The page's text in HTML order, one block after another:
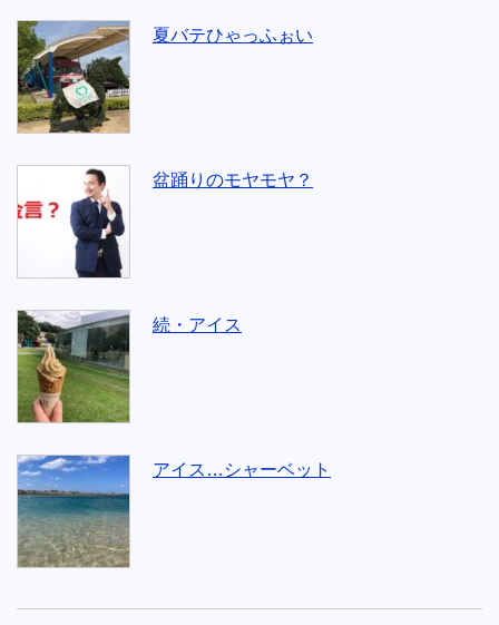
夏バテひゃっふぉい
盆踊りのモヤモヤ？
続・アイス
アイス…シャーベット